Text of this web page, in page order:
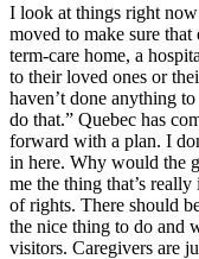
I look at things right now
moved to make sure
term-care home, a
to their loved ones or
haven’t done anything
do that.” Quebec has
forward with a plan. I
in here. Why would the
me the thing that’s
of rights. There should
the nice thing to do and
visitors. Caregivers are